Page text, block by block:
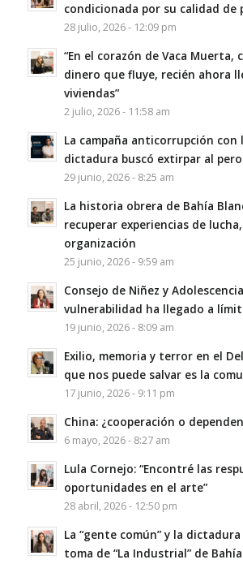
condicionada por su calidad de
28 julio, 2026 - 12:09 pm
“En el corazón de Vaca Muerta,
dinero que fluye, recién ahora
viviendas”
2 julio, 2026 - 11:58 am
La campaña anticorrupción con
dictadura buscó extirpar al
29 junio, 2026 - 8:25 am
La historia obrera de Bahía
recuperar experiencias de
organización
25 junio, 2026 - 9:59 am
Consejo de Niñez y
vulnerabilidad ha llegado a
19 junio, 2026 - 8:09 am
Exilio, memoria y terror en el
que nos puede salvar es la
17 junio, 2026 - 9:11 pm
China: ¿cooperación o
6 mayo, 2026 - 8:27 am
Lula Cornejo: “Encontré las
oportunidades en el arte”
28 abril, 2026 - 12:50 pm
La “gente común” y la
toma de “La Industrial” de